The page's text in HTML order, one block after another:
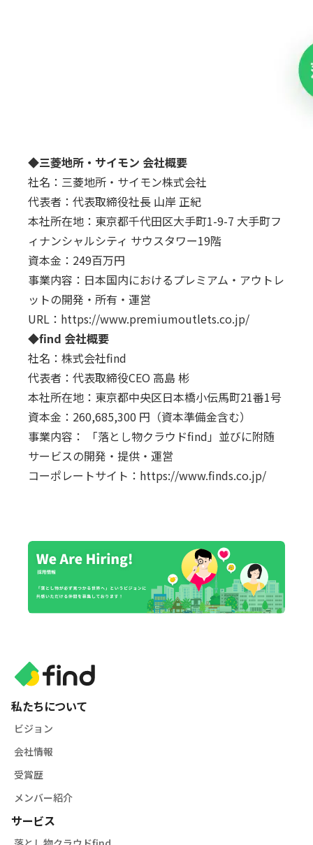
◆三菱地所・サイモン 会社概要
社名：三菱地所・サイモン株式会社
代表者：代表取締役社長 山岸 正紀
本社所在地：東京都千代田区大手町1-9-7 大手町フ
ィナンシャルシティ サウスタワー19階
資本金：249百万円
事業内容：日本国内におけるプレミアム・アウトレ
ットの開発・所有・運営
URL： https://www.premiumoutlets.co.jp/
◆find 会社概要
社名：株式会社find
代表者：代表取締役CEO 高島 彬
本社所在地：東京都中央区日本橋小伝馬町21番1号
資本金：260,685,300 円（資本準備金含む）
事業内容： 「落とし物クラウドfind」並びに附随
サービスの開発・提供・運営
コーポレートサイト： https://www.finds.co.jp/
私たちについて
ビジョン
会社情報
受賞歴
メンバー紹介
サービス